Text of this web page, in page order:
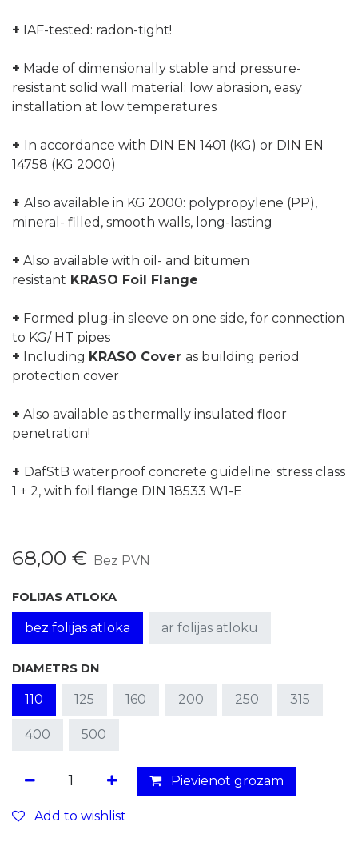
+ IAF-tested: radon-tight!
+ Made of dimensionally stable and pressure-
resistant solid wall material: low abrasion, easy
installation at low temperatures
+ In accordance with DIN EN 1401 (KG) or DIN EN
14758 (KG 2000)
+ Also available in KG 2000: polypropylene (PP),
mineral- filled, smooth walls, long-lasting
+ Also available with oil- and bitumen
resistant KRASO Foil Flange
+ Formed plug-in sleeve on one side, for connection
to KG/ HT pipes
+ Including KRASO Cover as building period
protection cover
+ Also available as thermally insulated floor
penetration!
+ DafStB waterproof concrete guideline: stress class
1 + 2, with foil flange DIN 18533 W1-E
68,00 € Bez PVN
FOLIJAS ATLOKA
bez folijas atloka ar folijas atloku
DIAMETRS DN
110 125 160 200 250 315
400 500
Pievienot grozam
Add to wishlist